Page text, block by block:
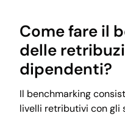
Come fare il
delle
dipendenti?
Il benchmarking
livelli retributivi con gli